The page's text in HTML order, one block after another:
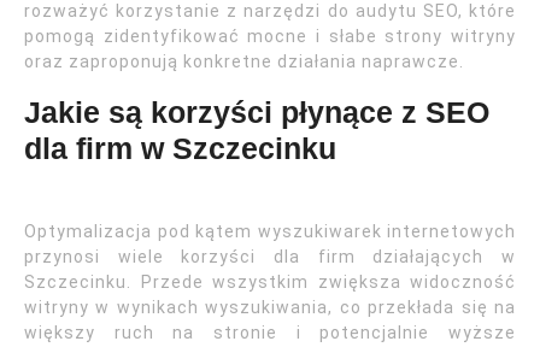
rozważyć korzystanie z narzędzi do audytu SEO, które
pomogą zidentyfikować mocne i słabe strony witryny
oraz zaproponują konkretne działania naprawcze.
Jakie są korzyści płynące z SEO
dla firm w Szczecinku
Optymalizacja pod kątem wyszukiwarek internetowych
przynosi wiele korzyści dla firm działających w
Szczecinku. Przede wszystkim zwiększa widoczność
witryny w wynikach wyszukiwania, co przekłada się na
większy ruch na stronie i potencjalnie wyższe